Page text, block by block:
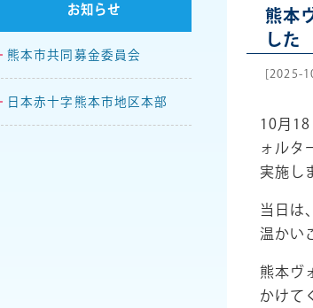
熊本
した
[2025-
10月
ォルタ
実施し
当日は
温かい
熊本ヴ
かけて
お知らせ
熊本市共同募金委員会
日本赤十字熊本市地区本部